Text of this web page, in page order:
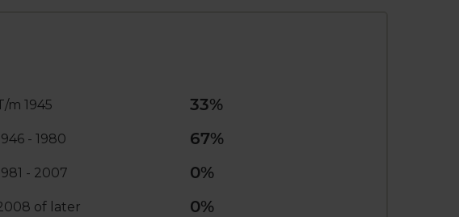
m 1945 33%
- 1980 67%
- 2007 0%
of later 0%